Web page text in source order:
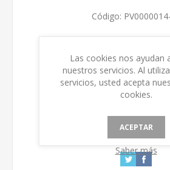
Código:
Las cookies nos ayudan
nuestros servicios. Al
servicios, usted acepta
cookies.
ACEPTAR
Saber más